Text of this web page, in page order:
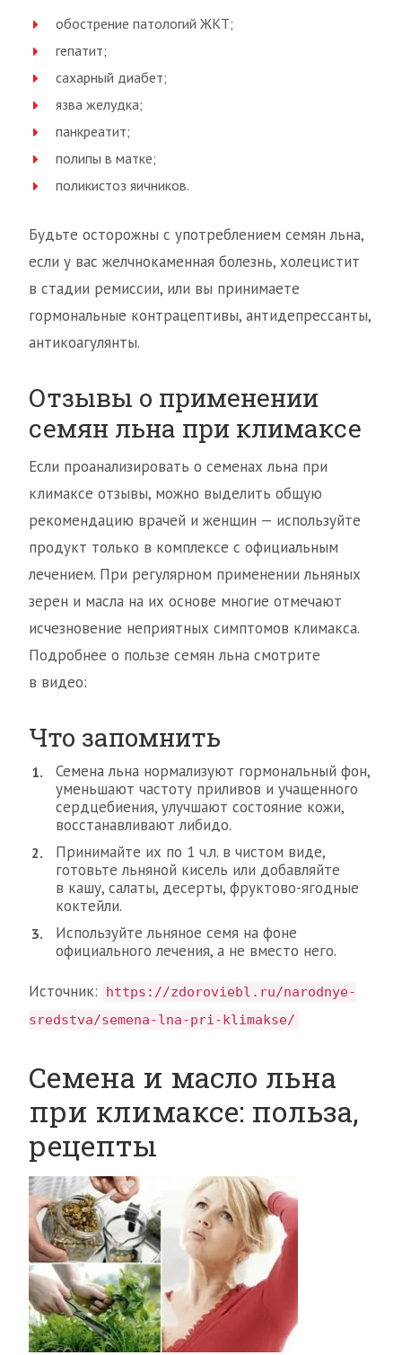
обострение патологий ЖКТ;
гепатит;
сахарный диабет;
язва желудка;
панкреатит;
полипы в матке;
поликистоз яичников.
Будьте осторожны с употреблением семян льна,
если у вас желчнокаменная болезнь, холецистит
в стадии ремиссии, или вы принимаете
гормональные контрацептивы, антидепрессанты,
антикоагулянты.
Отзывы о применении
семян льна при климаксе
Если проанализировать о семенах льна при
климаксе отзывы, можно выделить общую
рекомендацию врачей и женщин — используйте
продукт только в комплексе с официальным
лечением. При регулярном применении льняных
зерен и масла на их основе многие отмечают
исчезновение неприятных симптомов климакса.
Подробнее о пользе семян льна смотрите
в видео:
Что запомнить
Семена льна нормализуют гормональный фон,
уменьшают частоту приливов и учащенного
сердцебиения, улучшают состояние кожи,
восстанавливают либидо.
Принимайте их по 1 ч.л. в чистом виде,
готовьте льняной кисель или добавляйте
в кашу, салаты, десерты, фруктово-ягодные
коктейли.
Используйте льняное семя на фоне
официального лечения, а не вместо него.
Источник:
https://zdoroviebl.ru/narodnye-
sredstva/semena-lna-pri-klimakse/
Семена и масло льна
при климаксе: польза,
рецепты